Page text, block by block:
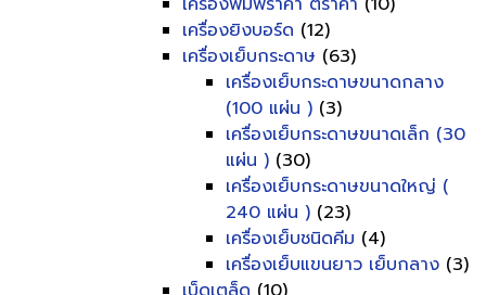
เครื่องยิงบอร์ด (12)
เครื่องเย็บกระดาษ (63)
เครื่องเย็บกระดาษขนาดกลาง
(100 แผ่น ) (3)
เครื่องเย็บกระดาษขนาดเล็ก (30
แผ่น ) (30)
เครื่องเย็บกระดาษขนาดใหญ่ (
240 แผ่น ) (23)
เครื่องเย็บชนิดคีม (4)
เครื่องเย็บแขนยาว เย็บกลาง (3)